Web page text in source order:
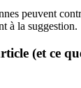
peuvent
à la suggestion.
(et ce